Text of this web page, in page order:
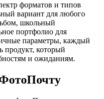
форматов и типов
вариант для любого
школьный
портфолио для
параметры, каждый
продукт, который
и ожиданиям.